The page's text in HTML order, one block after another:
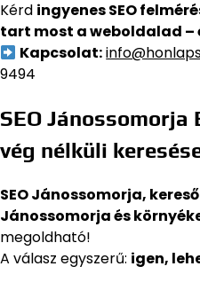
Kérd ingyenes SEO
tart most a weboldalad –
Kapcsolat:
9494
SEO Jánossomorja
vég nélküli
SEO Jánossomorja,
Jánossomorja és
megoldható!
A válasz egyszerű: igen,